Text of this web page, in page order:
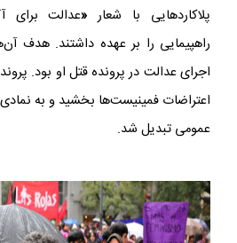
پلاکاردهایی با شعار «عدالت برای
راهپیمایی را بر عهده داشتند. هدف
اجرای عدالت در پرونده قتل او بود.
اعتراضات فمینیست‌ها بخشید و به
عمومی تبدیل شد.